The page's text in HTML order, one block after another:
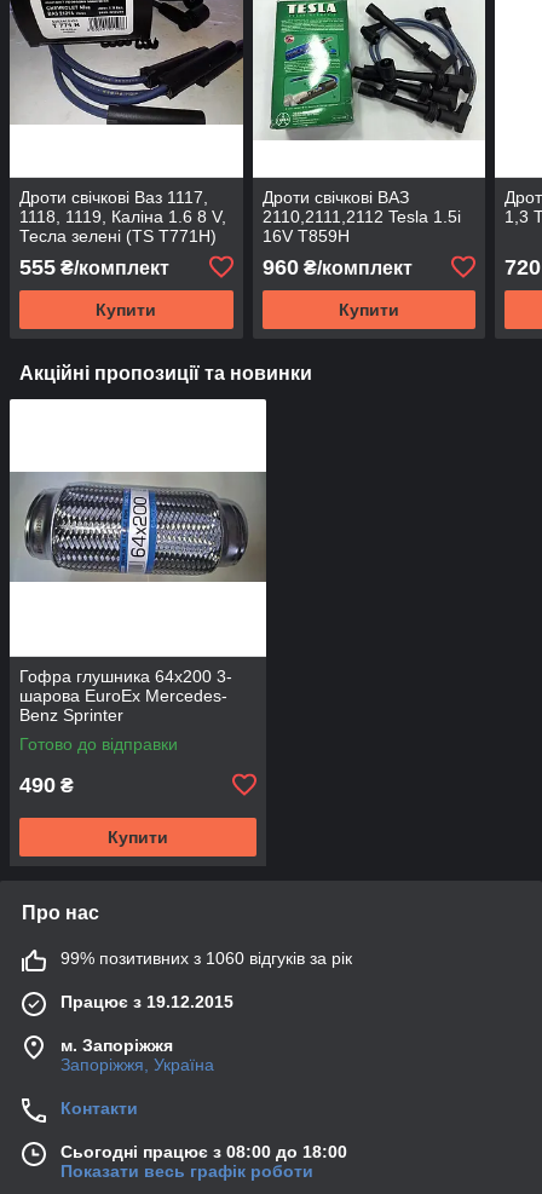
Дроти свічкові Ваз 1117,
1118, 1119, Каліна 1.6 8 V,
Тесла зелені (TS T771H)
555 ₴/комплект
Купити
Дроти свічкові ВАЗ
2110,2111,2112 Tesla 1.5i
16V T859H
960₴/комплект
Купити
1,3
720
Акційні пропозиції та новинки
Гофра глушника 64х200 3-
шарова EuroEx Mercedes-
Benz Sprinter
Готово до відправки
490 ₴
Купити
Про нас
99% позитивних з 1060 відгуків за рік
Працює з 19.12.2015
м. Запоріжжя
Запоріжжя, Україна
Контакти
Сьогодні працює з 08:00 до 18:00
Показати весь графік роботи